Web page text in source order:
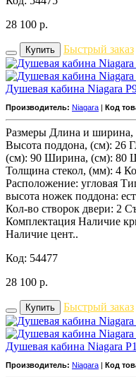
28 100 р.
Купить Быстрый заказ
Душевая кабина Niagara
Производитель: Niagara Код
Размеры Длина и ширина,
Высота поддона, (см): 26
(см): 90 Ширина, (см): 80
Толщина стекол, (мм): 4
Расположение: угловая
высота ножек поддона:
Кол-во створок двери: 2
Комплектация Наличие
Наличие цент..
Код: 54477
28 100 р.
Купить Быстрый заказ
Душевая кабина Niagara
Производитель: Niagara Код